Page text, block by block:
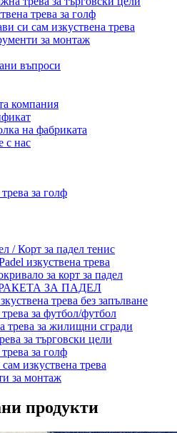
трева за голф
си сам изкуствена трева
за монтаж
въпроси
компания
на фабриката
с нас
за голф
/ Корт за падел тенис
изкуствена трева
за корт за падел
ЗА ПАДЕЛ
трева без запълване
за футбол/футбол
трева за жилищни сгради
за търговски цели
за голф
изкуствена трева
за монтаж
продукти